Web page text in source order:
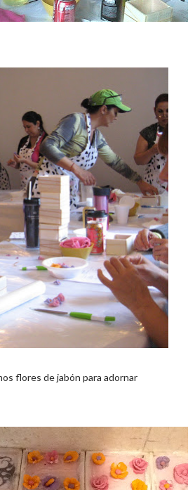
flores de jabón para adornar